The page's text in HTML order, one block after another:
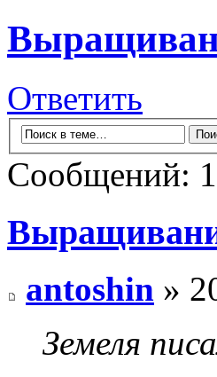
Ответить
Сообщений:
antoshin »
Земеля